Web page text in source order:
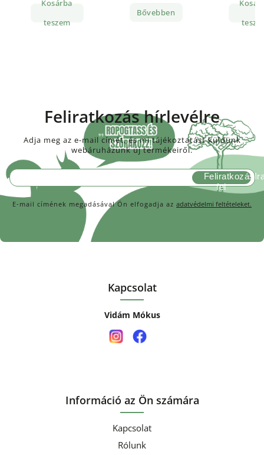
Kapcsolat
Vidám Mókus
Információ az Ön számára
Kapcsolat
Rólunk
Feliratkozás hírlevélre
Adja meg az e-mail címét, és mi tájékoztatást küldünk
webáruházunk új termékeiről.
E-mail címének megadásával Ön elfogadja az adatvédelmi feltételeket.
Feliratkozás